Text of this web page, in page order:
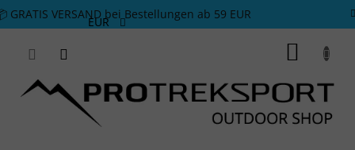
Zum Inhalt springen
GRATIS VERSAND bei Bestellungen ab 59 EUR
EUR